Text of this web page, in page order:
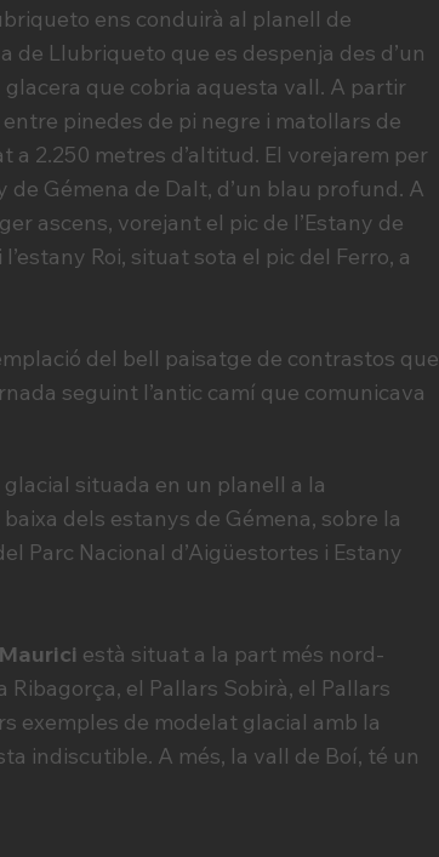
ens conduirà al planell de
de Llubriqueto que es despenja des d’un
que cobria aquesta vall. A partir
pinedes de pi negre i matollars de
a 2.250 metres d’altitud. El vorejarem per
Gémena de Dalt, d’un blau profund. A
ascens, vorejant el pic de l’Estany de
Roi, situat sota el pic del Ferro, a
del bell paisatge de contrastos que
seguint l’antic camí que comunicava
situada en un planell a la
dels estanys de Gémena, sobre la
Parc Nacional d’Aigüestortes i Estany
està situat a la part més nord-
el Pallars Sobirà, el Pallars
exemples de modelat glacial amb la
indiscutible. A més, la vall de Boí, té un